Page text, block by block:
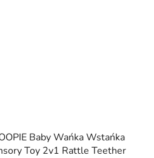
Baby Wańka Wstańka
Toy 2v1 Rattle Teether